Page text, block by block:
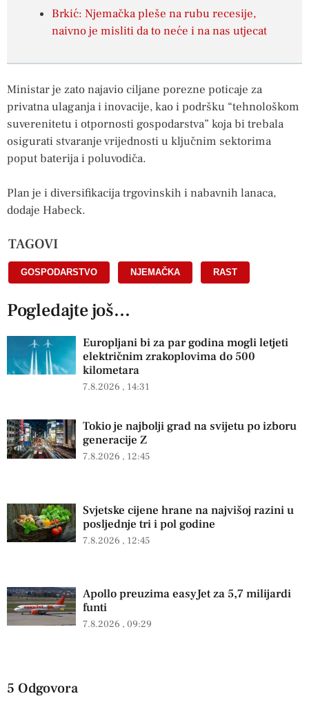
Brkić: Njemačka pleše na rubu recesije,
naivno je misliti da to neće i na nas utjecat
Ministar je zato najavio ciljane porezne poticaje za
privatna ulaganja i inovacije, kao i podršku “tehnološkom
suverenitetu i otpornosti gospodarstva” koja bi trebala
osigurati stvaranje vrijednosti u ključnim sektorima
poput baterija i poluvodiča.
Plan je i diversifikacija trgovinskih i nabavnih lanaca,
dodaje Habeck.
TAGOVI
GOSPODARSTVO NJEMAČKA RAST
Pogledajte još...
Europljani bi za par godina mogli letjeti
električnim zrakoplovima do 500
kilometara
7.8.2026 14:31
Tokio je najbolji grad na svijetu po izboru
generacije Z
7.8.2026 12:45
Svjetske cijene hrane na najvišoj razini u
posljednje tri i pol godine
7.8.2026 12:45
Apollo preuzima easyJet za 5,7 milijardi
funti
7.8.2026 09:29
5 Odgovora